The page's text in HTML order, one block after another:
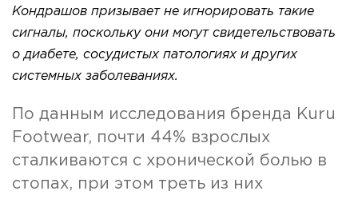
Кондрашов призывает не игнорировать такие
сигналы, поскольку они могут свидетельствовать
о диабете, сосудистых патологиях и других
системных заболеваниях.
По данным исследования бренда Kuru
Footwear, почти 44% взрослых
сталкиваются с хронической болью в
стопах, при этом треть из них